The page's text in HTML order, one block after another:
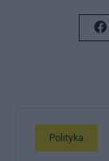
Polityka